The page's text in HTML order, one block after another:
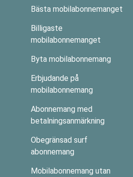
Bästa mobilabonnemanget
Billigaste
mobilabonnemanget
Byta mobilabonnemang
Erbjudande på
mobilabonnemang
Abonnemang med
betalningsanmärkning
Obegränsad surf
abonnemang
Mobilabonnemang utan